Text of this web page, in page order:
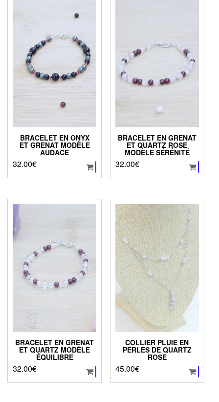
BRACELET EN ONYX
ET GRENAT MODÈLE
AUDACE
32.00€
BRACELET EN GRENAT
ET QUARTZ ROSE
MODÈLE SÉRÉNITÉ
32.00€
BRACELET EN GRENAT
ET QUARTZ MODÈLE
ÉQUILIBRE
32.00€
COLLIER PLUIE EN
PERLES DE QUARTZ
ROSE
45.00€